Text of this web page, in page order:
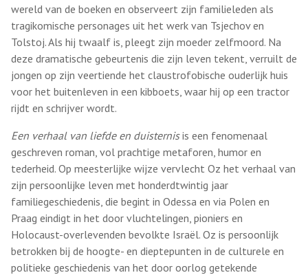
wereld van de boeken en observeert zijn familieleden als
tragikomische personages uit het werk van Tsjechov en
Tolstoj. Als hij twaalf is, pleegt zijn moeder zelfmoord. Na
deze dramatische gebeurtenis die zijn leven tekent, verruilt de
jongen op zijn veertiende het claustrofobische ouderlijk huis
voor het buitenleven in een kibboets, waar hij op een tractor
rijdt en schrijver wordt.
Een verhaal van liefde en duisternisis een fenomenaal
geschreven roman, vol prachtige metaforen, humor en
tederheid. Op meesterlijke wijze vervlecht Oz het verhaal van
zijn persoonlijke leven met honderdtwintig jaar
familiegeschiedenis, die begint in Odessa en via Polen en
Praag eindigt in het door vluchtelingen, pioniers en
Holocaust-overlevenden bevolkte Israël. Oz is persoonlijk
betrokken bij de hoogte- en dieptepunten in de culturele en
politieke geschiedenis van het door oorlog getekende